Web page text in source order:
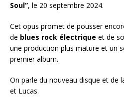
Soul”, le 20 septembre 2024.
Cet opus promet de pousser
de blues rock électrique et de
une production plus mature et un
premier album.
On parle du nouveau disque et de
et Lucas.